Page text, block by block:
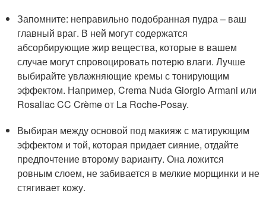
Запомните: неправильно подобранная пудра – ваш
главный враг. В ней могут содержатся
абсорбирующие жир вещества, которые в вашем
случае могут спровоцировать потерю влаги. Лучше
выбирайте увлажняющие кремы с тонирующим
эффектом. Например, Crema Nuda Giorgio Armani или
Rosaliac CC Crème от La Roche-Posay.
Выбирая между основой под макияж с матирующим
эффектом и той, которая придает сияние, отдайте
предпочтение второму варианту. Она ложится
ровным слоем, не забивается в мелкие морщинки и не
стягивает кожу.